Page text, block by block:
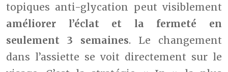
topiques anti-glycation peut visiblement
améliorer l’éclat et la fermeté en
seulement 3 semaines. Le changement
dans l’assiette se voit directement sur le